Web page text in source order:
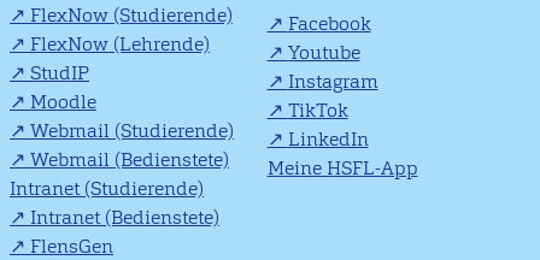
FlexNow (Studierende)
FlexNow (Lehrende)
StudIP
Moodle
Webmail (Studierende)
Webmail (Bedienstete)
Intranet (Studierende)
Intranet (Bedienstete)
FlensGen
Facebook
Youtube
Instagram
TikTok
LinkedIn
Meine HSFL-App